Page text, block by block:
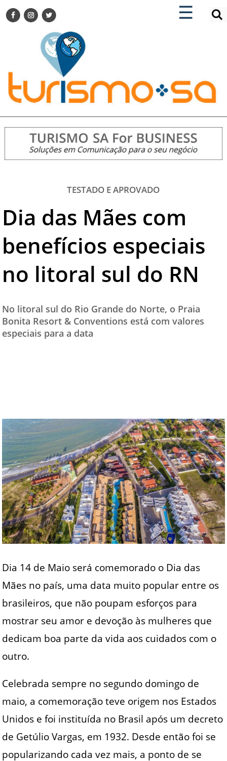
☰
×
TURISMO SA FOR BUSINESS
DESTINOS NACIONAIS
DESTINOS INTERNACIONAIS
CITY BREAK
TURISMO E MERCADO
EVENTOS
HOTELARIA
DICAS
VITRINE
TURISMO SA TV
TESTADO E APROVADO
ÚLTIMAS NOTÍCIAS
PARCEIROS
CONTATO
×
ENCONTRE SUA NOTÍCIA
TESTADO E APROVADO
Dia das Mães com
benefícios especiais
no litoral sul do RN
No litoral sul do Rio Grande do Norte, o Praia
Bonita Resort & Conventions está com valores
especiais para a data
Dia 14 de Maio será comemorado o Dia das
Mães no país, uma data muito popular entre os
brasileiros, que não poupam esforços para
mostrar seu amor e devoção às mulheres que
dedicam boa parte da vida aos cuidados com o
outro.
Celebrada sempre no segundo domingo de
maio, a comemoração teve origem nos Estados
Unidos e foi instituída no Brasil após um decreto
de Getúlio Vargas, em 1932. Desde então foi se
popularizando cada vez mais, a ponto de se